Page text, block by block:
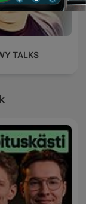
TALKS